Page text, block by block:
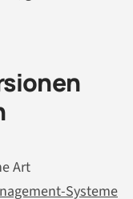
Art
Systeme